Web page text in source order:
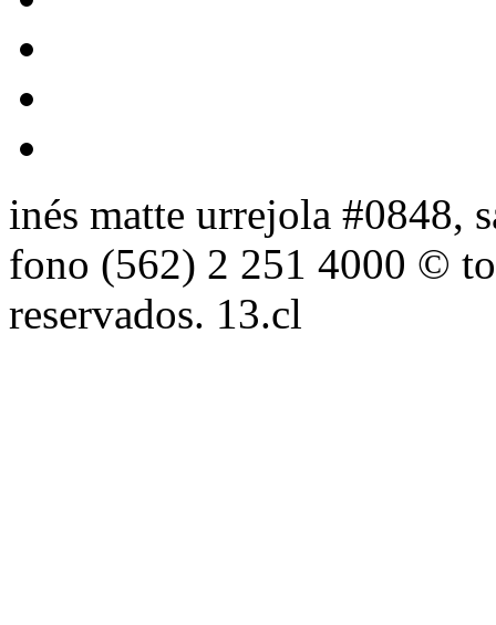
inés matte urrejola #0848,
fono (562) 2 251 4000 ©
reservados. 13.cl